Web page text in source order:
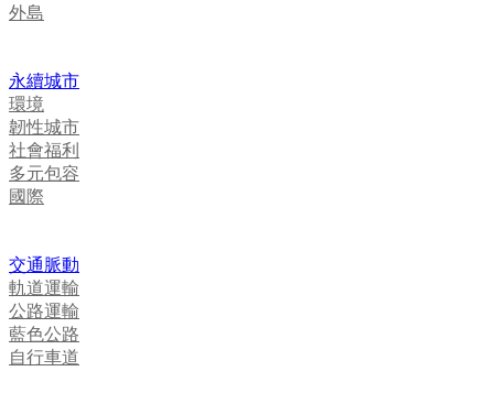
外島
永續城市
環境
韌性城市
社會福利
多元包容
國際
交通脈動
軌道運輸
公路運輸
藍色公路
自行車道